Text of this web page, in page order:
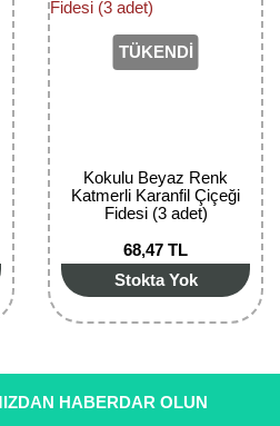
TÜKENDİ
Kokulu Beyaz Renk
Katmerli Karanfil Çiçeği
Fidesi (3 adet)
68,47 TL
Stokta Yok
HABERDAR OLUN